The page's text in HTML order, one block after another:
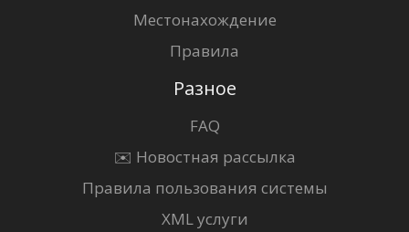
Местонахождение
Правила
Разное
FAQ
✉️ Новостная рассылка
Правила пользования системы
XML услуги